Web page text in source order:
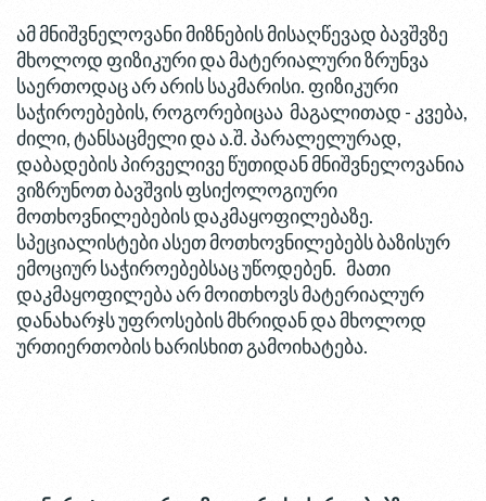
ამ მნიშვნელოვანი მიზნების მისაღწევად ბავშვზე
მხოლოდ ფიზიკური და მატერიალური ზრუნვა
საერთოდაც არ არის საკმარისი. ფიზიკური
საჭიროებების, როგორებიცაა მაგალითად - კვება,
ძილი, ტანსაცმელი და ა.შ. პარალელურად,
დაბადების პირველივე წუთიდან მნიშვნელოვანია
ვიზრუნოთ ბავშვის ფსიქოლოგიური
მოთხოვნილებების დაკმაყოფილებაზე.
სპეციალისტები ასეთ მოთხოვნილებებს ბაზისურ
ემოციურ საჭიროებებსაც უწოდებენ. მათი
დაკმაყოფილება არ მოითხოვს მატერიალურ
დანახარჯს უფროსების მხრიდან და მხოლოდ
ურთიერთობის ხარისხით გამოიხატება.